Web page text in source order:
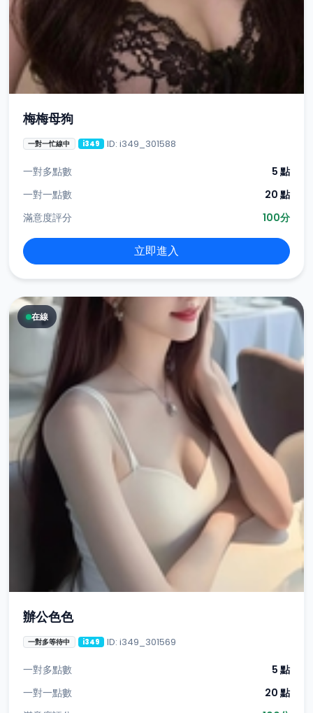
梅梅母狗
一對一忙線中 i349 ID: i349_301588
一對多點數
5 點
一對一點數
20 點
滿意度評分
100分
立即進入
在線
辦公色色
一對多等待中 i349 ID: i349_301569
一對多點數
5 點
一對一點數
20 點